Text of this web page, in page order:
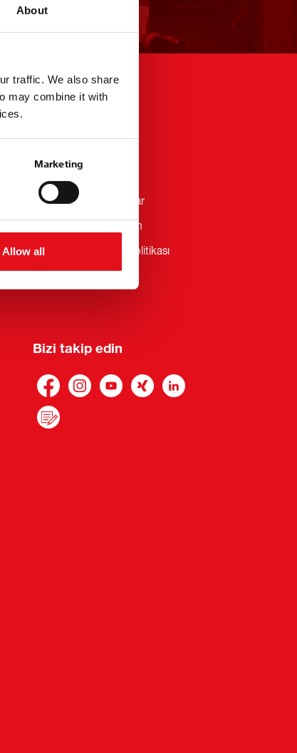
About
traffic. We also share
may combine it with
Marketing
Allow all
Genel şartlar ve koşullar
Whistleblower Platform
bilsteingroup KVKK Politikası
Bizi takip edin